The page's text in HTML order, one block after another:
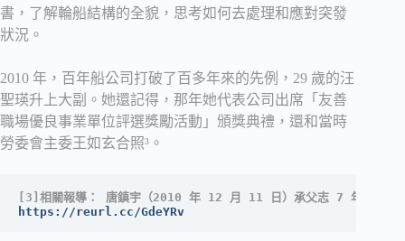
書，了解輪船結構的全貌，思考如何去處理和應對突發
狀況。
2010 年，百年船公司打破了百多年來的先例，29 歲的汪
聖瑛升上大副。她還記得，那年她代表公司出席「友善
職場優良事業單位評選獎勵活動」頒獎典禮，還和當時
勞委會主委王如玄合照³。
[3]相關報導： 唐鎮宇（2010 年 12 月 11 日）承父志 7 年級女大
https://reurl.cc/GdeYRv